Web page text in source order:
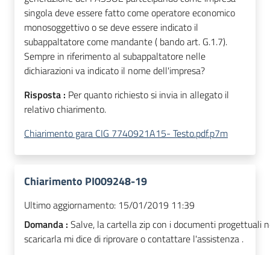
singola deve essere fatto come operatore economico
monosoggettivo o se deve essere indicato il
subappaltatore come mandante ( bando art. G.1.7).
Sempre in riferimento al subappaltatore nelle
dichiarazioni va indicato il nome dell'impresa?
Risposta : Per quanto richiesto si invia in allegato il
relativo chiarimento.
Chiarimento gara CIG 7740921A15- Testo.pdf.p7m
Chiarimento PI009248-19
Ultimo aggiornamento: 15/01/2019 11:39
Domanda : Salve, la cartella zip con i documenti progettuali
scaricarla mi dice di riprovare o contattare l'assistenza .